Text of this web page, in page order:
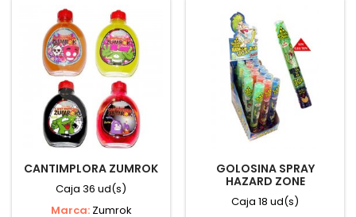
CANTIMPLORA ZUMROK
Caja 36 ud(s)
Marca: Zumrok
GOLOSINA SPRAY
HAZARD ZONE
Caja 18 ud(s)